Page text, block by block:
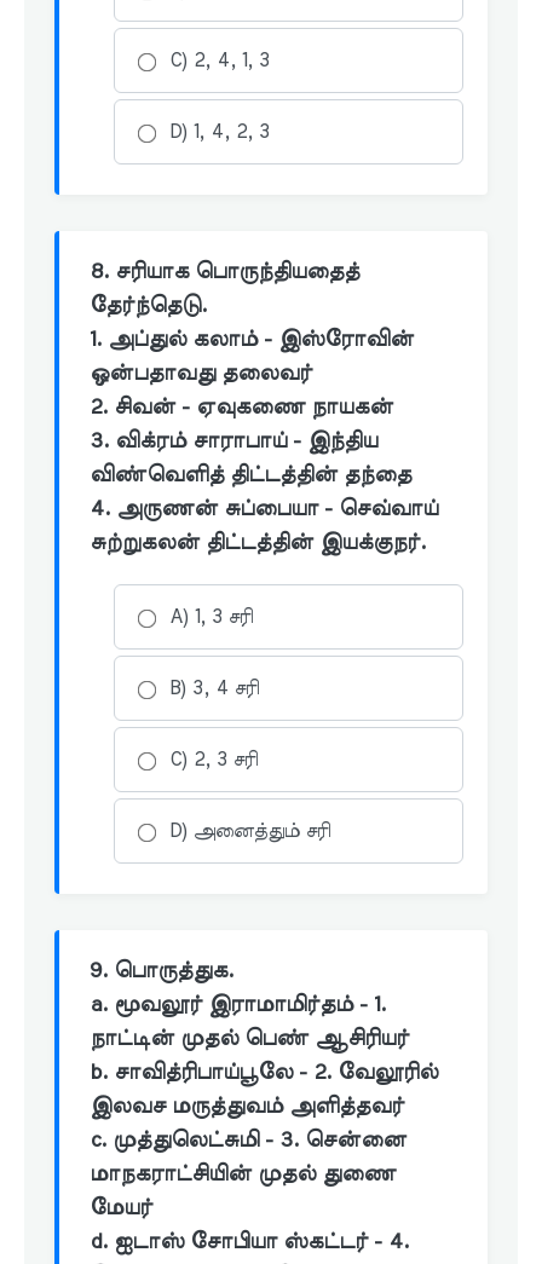
C) 2, 4, 1, 3
D) 1, 4, 2, 3
8. சரியாக பொருந்தியதைத்
தேர்ந்தெடு.
1. அப்துல் கலாம் - இஸ்ரோவின்
ஒன்பதாவது தலைவர்
2. சிவன் - ஏவுகணை நாயகன்
3. விக்ரம் சாராபாய் - இந்திய
விண்வெளித் திட்டத்தின் தந்தை
4. அருணன் சுப்பையா - செவ்வாய்
சுற்றுகலன் திட்டத்தின் இயக்குநர்.
A) 1, 3 சரி
B) 3, 4 சரி
C) 2, 3 சரி
D) அனைத்தும் சரி
9. பொருத்துக.
a. மூவலூர் இராமாமிர்தம் - 1.
நாட்டின் முதல் பெண் ஆசிரியர்
b. சாவித்ரிபாய்பூலே - 2. வேலூரில்
இலவச மருத்துவம் அளித்தவர்
c. முத்துலெட்சுமி - 3. சென்னை
மாநகராட்சியின் முதல் துணை
மேயர்
d. ஐடாஸ் சோபியா ஸ்கட்டர் - 4.